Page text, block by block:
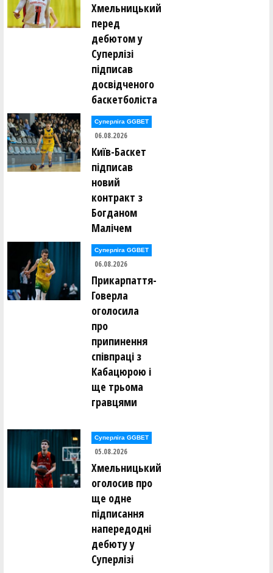
Хмельницький
перед
дебютом у
Суперлізі
підписав
досвідченого
баскетболіста
Суперліга GGBET
06.08.2026
Київ-Баскет
підписав
новий
контракт з
Богданом
Малічем
Суперліга GGBET
06.08.2026
Прикарпаття-
Говерла
оголосила
про
припинення
співпраці з
Кабацюрою і
ще трьома
гравцями
Суперліга GGBET
05.08.2026
Хмельницький
оголосив про
ще одне
підписання
напередодні
дебюту у
Суперлізі